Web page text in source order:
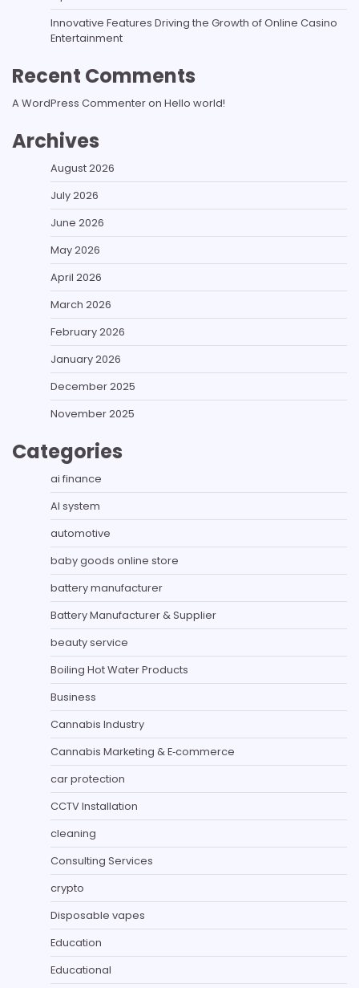
Innovative Features Driving the Growth of Online Casino
Entertainment
Recent Comments
A WordPress Commenteron Hello world!
Archives
August 2026
July 2026
June 2026
May 2026
April 2026
March 2026
February 2026
January 2026
December 2025
November 2025
Categories
ai finance
AI system
automotive
baby goods online store
battery manufacturer
Battery Manufacturer & Supplier
beauty service
Boiling Hot Water Products
Business
Cannabis Industry
Cannabis Marketing & E‑commerce
car protection
CCTV Installation
cleaning
Consulting Services
crypto
Disposable vapes
Education
Educational